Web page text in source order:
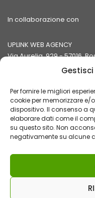
Per fornire le migliori
cookie per memorizzare
dispositivo. Il consenso a
elaborare dati come il
su questo sito. Non
negativamente su alcune
In collaborazione con
UPLINK WEB AGENCY
Via Aurelia, 929 - 57016
Privacy Policy
Cookie Policy (EU)
© 2026